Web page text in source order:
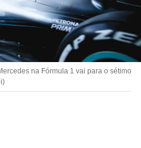
na Fórmula 1 vai para o sétimo